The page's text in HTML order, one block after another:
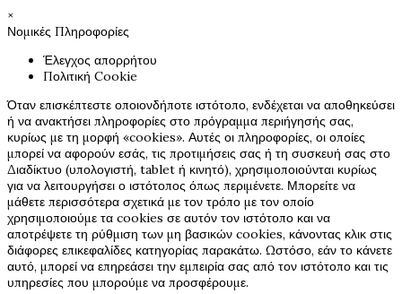
×
Νομικές Πληροφορίες
Έλεγχος απορρήτου
Πολιτική Cookie
Όταν επισκέπτεστε οποιονδήποτε ιστότοπο, ενδέχεται να αποθηκεύσει
ή να ανακτήσει πληροφορίες στο πρόγραμμα περιήγησής σας,
κυρίως με τη μορφή «cookies». Αυτές οι πληροφορίες, οι οποίες
μπορεί να αφορούν εσάς, τις προτιμήσεις σας ή τη συσκευή σας στο
Διαδίκτυο (υπολογιστή, tablet ή κινητό), χρησιμοποιούνται κυρίως
για να λειτουργήσει ο ιστότοπος όπως περιμένετε. Μπορείτε να
μάθετε περισσότερα σχετικά με τον τρόπο με τον οποίο
χρησιμοποιούμε τα cookies σε αυτόν τον ιστότοπο και να
αποτρέψετε τη ρύθμιση των μη βασικών cookies, κάνοντας κλικ στις
διάφορες επικεφαλίδες κατηγορίας παρακάτω. Ωστόσο, εάν το κάνετε
αυτό, μπορεί να επηρεάσει την εμπειρία σας από τον ιστότοπο και τις
υπηρεσίες που μπορούμε να προσφέρουμε.